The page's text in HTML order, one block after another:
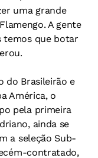
uma grande
A gente
temos que botar
do Brasileirão e
América, o
pela primeira
ainda se
a seleção Sub-
contratado,